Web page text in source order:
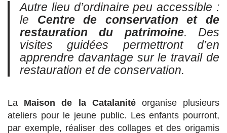
Autre lieu d’ordinaire peu accessible :
le Centre de conservation et de
restauration du patrimoine. Des
visites guidées permettront d’en
apprendre davantage sur le travail de
restauration et de conservation.
La Maison de la Catalanitéorganise plusieurs
ateliers pour le jeune public. Les enfants pourront,
par exemple, réaliser des collages et des origamis